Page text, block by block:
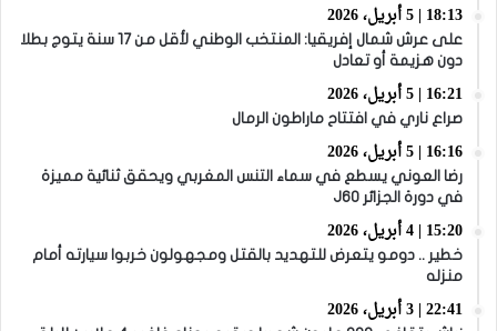
18:13 | 5 أبريل، 2026
على عرش شمال إفريقيا: المنتخب الوطني لأقل من 17 سنة يتوج بطلا
دون هزيمة أو تعادل
16:21 | 5 أبريل، 2026
صراع ناري في افتتاح ماراطون الرمال
16:16 | 5 أبريل، 2026
رضا العوني يسطع في سماء التنس المغربي ويحقق ثنائية مميزة
في دورة الجزائر J60
15:20 | 4 أبريل، 2026
خطير .. دومو يتعرض للتهديد بالقتل ومجهولون خربوا سيارته أمام
منزله
22:41 | 3 أبريل، 2026